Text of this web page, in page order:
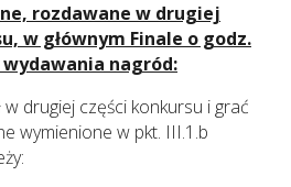
rozdawane w drugiej
w głównym Finale o godz.
wydawania nagród:
w drugiej części konkursu i grać
wymienione w pkt. III.1.b